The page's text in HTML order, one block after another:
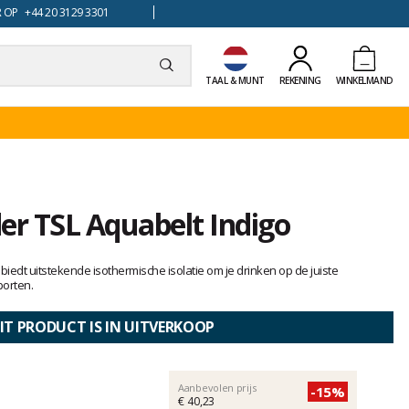
OP +44 20 3129 3301
TAAL & MUNT REKENING WINKELMAND
TSL Aquabelt Indigo
uitstekende isothermische isolatie om je drinken op de juiste
PRODUCT IS IN UITVERKOOP
Aanbevolen prijs
€ 40,23
-15%